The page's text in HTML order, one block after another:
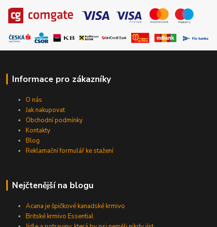
Informace pro zákazníky
O nás
Jak nakupovat
Obchodní podmínky
Kontakty
Blog
Reklamační formulář ke stažení
Nejčtenější na blogu
Acana je špičkové kanadské krmivo
Britské krmivo Essential